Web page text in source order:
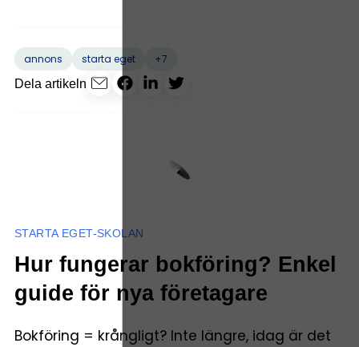
annons starta eget
+7
Dela artikeln
STARTA EGET-SKOLAN
Hur fungerar bokföring? Enkel
guide för nya företagare
Bokföring = krångligt? Inte längre, idag är det